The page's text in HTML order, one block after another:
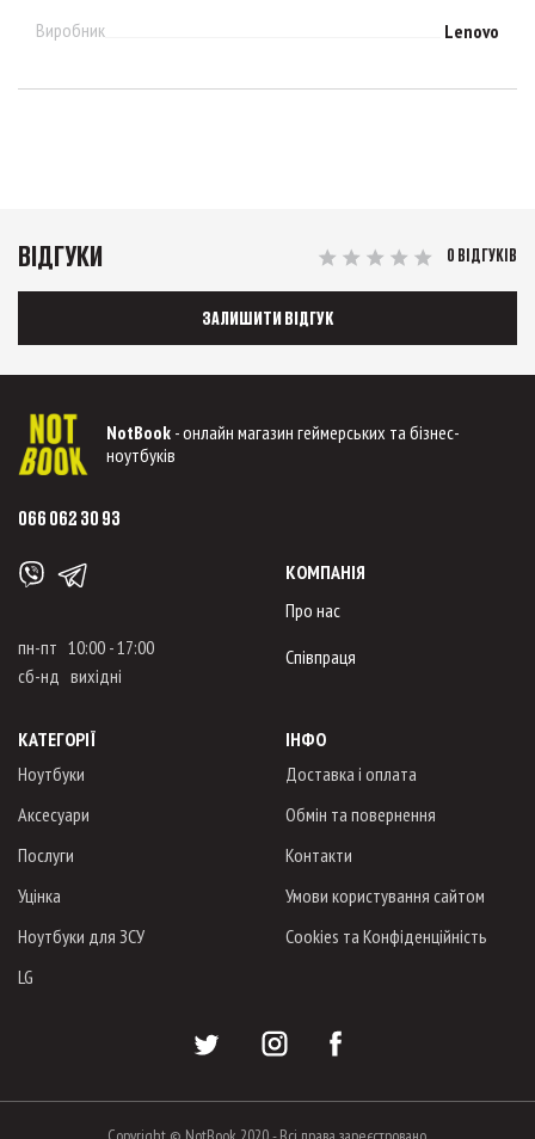
Виробник Lenovo
ВІДГУКИ 0 ВІДГУКІВ
ЗАЛИШИТИ ВІДГУК
NotBook - онлайн магазин геймерських та бізнес-
ноутбуків
066 062 30 93
пн-пт 10:00 - 17:00
сб-нд вихідні
КОМПАНІЯ
Про нас
Співпраця
КАТЕГОРІЇ
Ноутбуки
Аксесуари
Послуги
Уцінка
Ноутбуки для ЗСУ
LG
ІНФО
Доставка і оплата
Обмін та повернення
Контакти
Умови користування сайтом
Cookies та Конфіденційність